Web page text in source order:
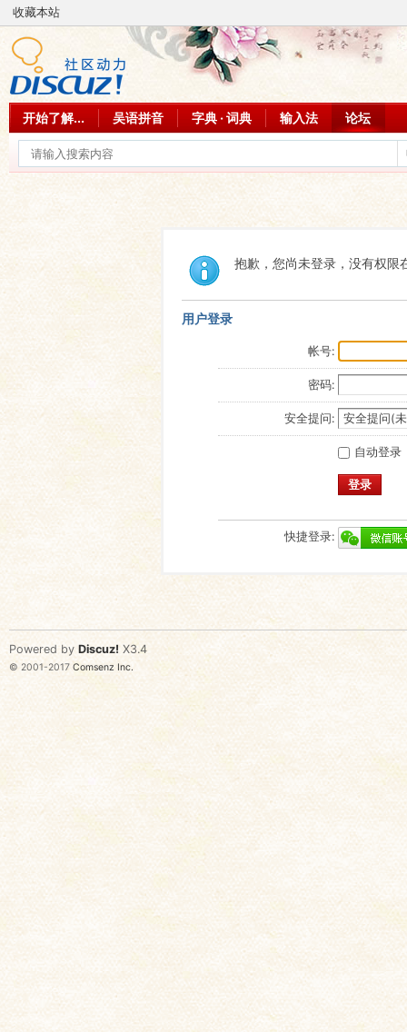
收藏本站
开始了解... 吴语拼音 字典 · 词典 输入法 论坛
抱歉，您尚未登录，没有权限
用户登录
帐号:
密码:
安全提问:
自动登录
登录
快捷登录:
Powered by Discuz! X3.4
© 2001-2017 Comsenz Inc.